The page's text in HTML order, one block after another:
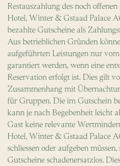
Restauszahlung des noch
Hotel, Winter & Gstaad Palace
bezahlte Gutscheine als
Aus betrieblichen Gründen
aufgeführten Leistungen nur
garantiert werden, wenn eine
Reservation erfolgt ist. Dies gilt
Zusammenhang mit
für Gruppen. Die im Gutschein
kann je nach Begebenheit leicht
Gast keine relevante
Hotel, Winter & Gstaad Palace
schliessen oder aufgeben
Gutscheine schadenersatzlos.